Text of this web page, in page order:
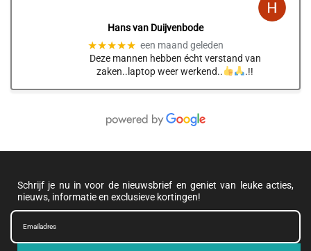
Hans van Duijvenbode
★★★★★ een maand geleden
Deze mannen hebben écht verstand van
zaken..laptop weer werkend..
.!!
Schrijf je nu in voor de nieuwsbrief en geniet van leuke acties,
nieuws, informatie en exclusieve kortingen!